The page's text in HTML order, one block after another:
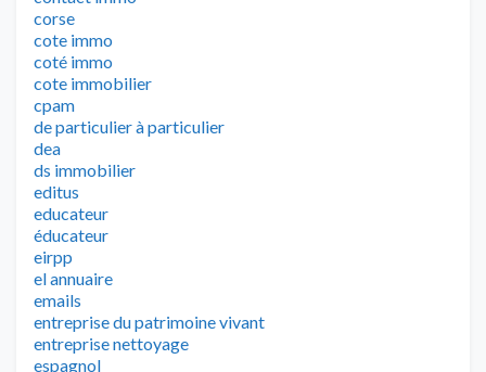
corse
cote immo
coté immo
cote immobilier
cpam
de particulier à particulier
dea
ds immobilier
editus
educateur
éducateur
eirpp
el annuaire
emails
entreprise du patrimoine vivant
entreprise nettoyage
espagnol